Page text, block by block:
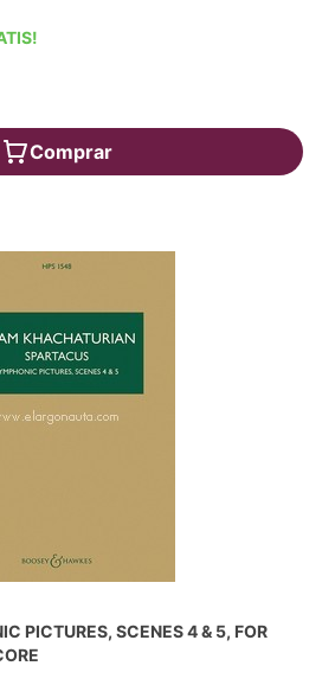
Comprar
PICTURES, SCENES 4 & 5, FOR